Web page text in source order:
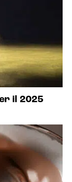
il 2025